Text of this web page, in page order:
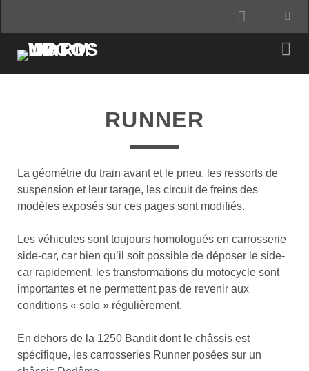
RUNNER
La géométrie du train avant et le pneu, les ressorts de
suspension et leur tarage, les circuit de freins des
modèles exposés sur ces pages sont modifiés.
Les véhicules sont toujours homologués en carrosserie
side-car, car bien qu’il soit possible de déposer le side-
car rapidement, les transformations du motocycle sont
importantes et ne permettent pas de revenir aux
conditions « solo » régulièrement.
En dehors de la 1250 Bandit dont le châssis est
spécifique, les carrosseries Runner posées sur un